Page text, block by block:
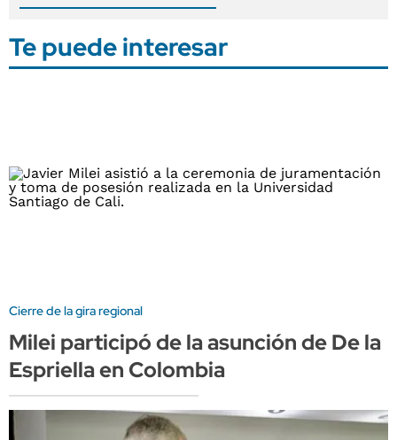
Te puede interesar
Cierre de la gira regional
Milei participó de la asunción de De la
Espriella en Colombia